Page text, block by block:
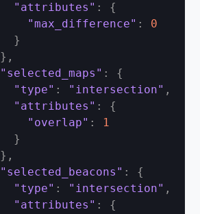
"attributes" :
{
"max_difference" :
0
}
} ,
"selected_maps" :
{
"type" : "intersection" ,
"attributes" :
{
"overlap" :
1
}
} ,
"selected_beacons" :
{
"type" : "intersection" ,
"attributes" :
{